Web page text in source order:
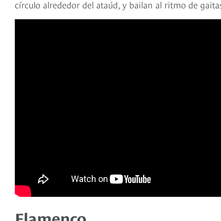
círculo alrededor del ataúd, y bailan al ritmo de